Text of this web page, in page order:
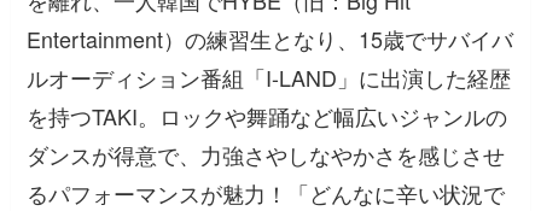
Entertainment）の練習生となり、15歳でサバイバ
ルオーディション番組「I-LAND」に出演した経歴
を持つTAKI。ロックや舞踊など幅広いジャンルの
ダンスが得意で、力強さやしなやかさを感じさせ
るパフォーマンスが魅力！「どんなに辛い状況で